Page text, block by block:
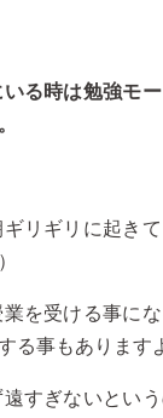
る時は勉強モ
リギリに起き
を受ける事に
る事もあります
すぎないとい